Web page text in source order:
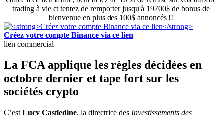
trading à vie et tentez de remporter jusqu'à 19700$ de bonus de
bienvenue en plus des 100$ annoncés !!
Créez votre compte Binance via ce lien
lien commercial
La FCA applique les règles décidées en
octobre dernier et tape fort sur les
sociétés crypto
C’est Lucy Castledine, la directrice des Investissements des